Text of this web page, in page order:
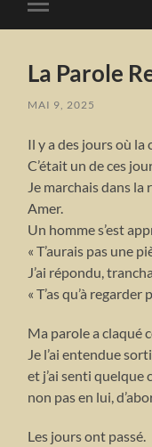
Toggle
mobile
La Parole
MAI 9, 2025
Il y a des jours où la
C’était un de ces
Je marchais dans la
Amer.
Un homme s’est
« T’aurais pas une
J’ai répondu,
« T’as qu’à regarder
Ma parole a claqué
Je l’ai entendue
et j’ai senti quelque
non pas en lui,
Les jours ont passé.